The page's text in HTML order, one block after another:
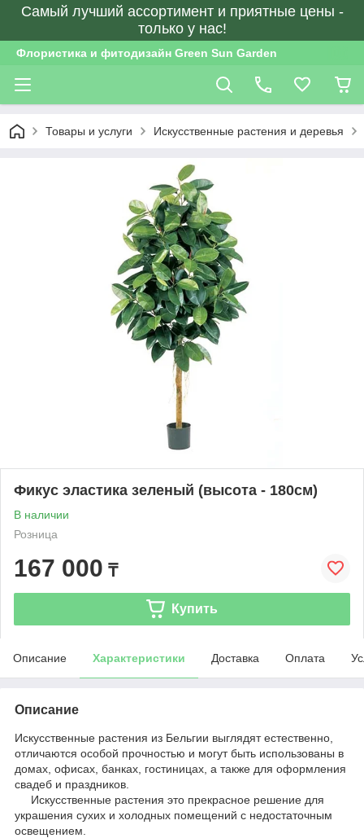
Самый лучший ассортимент и приятные цены -
только у нас!
Флористика и фитодизайн Green Sun Garden
Товары и услуги Искусственные растения и деревья
Фикус эластика зеленый (высота - 180см)
В наличии
Розница
167 000 ₸
Купить
Описание Характеристики Доставка Оплата
Описание
Искусственные растения из Бельгии выглядят естественно,
отличаются особой прочностью и могут быть использованы в
домах, офисах, банках, гостиницах, а также для оформления
свадеб и праздников.
Искусственные растения это прекрасное решение для
украшения сухих и холодных помещений с недостаточным
освещением.